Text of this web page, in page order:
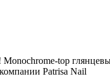
top
Patrisa Nail